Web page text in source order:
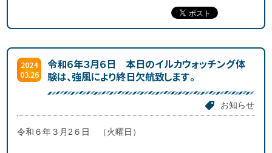
2024
03.26
令和６年３月６日 本日のイルカウォッチング体
験は、強風により終日欠航致します。
お知らせ
令和６年３月2６日 （火曜日）